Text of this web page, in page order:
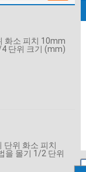
화소 피치 10mm
단위 크기 (mm)
단위 화소 피치
을 몰기 1/2 단위